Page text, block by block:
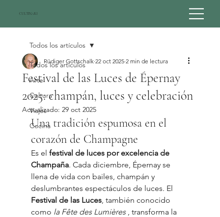
CULTINARI
Todos los artículos
Arte
Cultura
Viajes
Cocina
Todos los artículos
Festival de las Luces de Épernay
2025: champán, luces y celebración
Rüdiger Gottschalk 22 oct 2025 2 min de lectura
Actualizado: 29 oct 2025
Una tradición espumosa en el
corazón de Champagne
Es el festival de luces por excelencia de
Champaña. Cada diciembre, Épernay se
llena de vida con bailes, champán y
deslumbrantes espectáculos de luces. El
Festival de las Luces, también conocido
como la Fête des Lumières , transforma la